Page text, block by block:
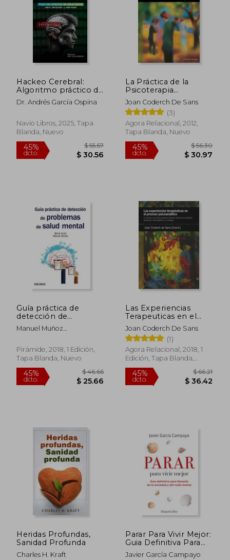
45%
dcto.
45%
dcto.
dcto.
45%
dcto.
Hackeo Cerebral:
Algoritmo práctico de
salud mental para
personas y empresas
Dr. Andrés García Ospina
Navio Libros, 2025, Tapa
Blanda, Nuevo
La Práctica de la
Psicoterapia
Relacional
Joan Coderch De Sans
(3)
Agora Relacional, 2012,
Tapa Blanda, Nuevo
Guía práctica de
detección de
problemas de salud
mental
Manuel Muñoz
Pirámide, 2018, 1 Edición,
Tapa Blanda, Nuevo
Las Experiencias
Terapeuticas en el
Proceso
Psicoanalitico.
Joan Coderch De Sans
(1)
Agora Relacional, 2018, 1
Edición, Tapa Blanda,
Nuevo
Heridas Profundas,
Sanidad Profunda
Charles H. Kraft
Parar Para Vivir Mejor:
Guia Definitiva Para
Liberarte de la
Javier García Campayo